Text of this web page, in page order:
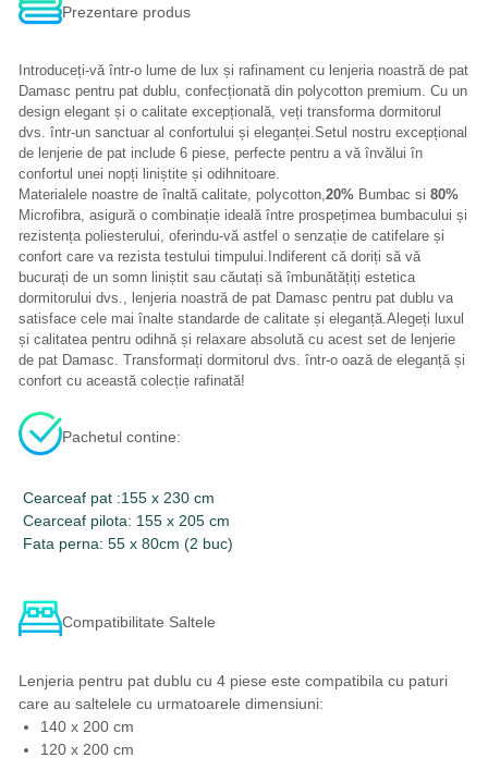
Prezentare produs
Introduceți-vă într-o lume de lux și rafinament cu lenjeria noastră de pat
Damasc pentru pat dublu, confecționată din polycotton premium. Cu un
design elegant și o calitate excepțională, veți transforma dormitorul
dvs. într-un sanctuar al confortului și eleganței.Setul nostru excepțional
de lenjerie de pat include 6 piese, perfecte pentru a vă învălui în
confortul unei nopți liniștite și odihnitoare.
Materialele noastre de înaltă calitate, polycotton,20% Bumbac si 80%
Microfibra, asigură o combinație ideală între prospețimea bumbacului și
rezistența poliesterului, oferindu-vă astfel o senzație de catifelare și
confort care va rezista testului timpului.Indiferent că doriți să vă
bucurați de un somn liniștit sau căutați să îmbunătățiți estetica
dormitorului dvs., lenjeria noastră de pat Damasc pentru pat dublu va
satisface cele mai înalte standarde de calitate și eleganță.Alegeți luxul
și calitatea pentru odihnă și relaxare absolută cu acest set de lenjerie
de pat Damasc. Transformați dormitorul dvs. într-o oază de eleganță și
confort cu această colecție rafinată!
Pachetul contine:
Cearceaf pat :155 x 230 cm
Cearceaf pilota: 155 x 205 cm
Fata perna: 55 x 80cm (2 buc)
Compatibilitate Saltele
Lenjeria pentru pat dublu cu 4 piese este compatibila cu paturi
care au saltelele cu urmatoarele dimensiuni:
140 x 200 cm
120 x 200 cm